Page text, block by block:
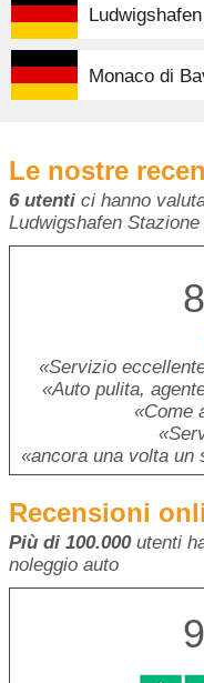
Monaco di
Le nostre
6 utenti ci hanno
Ludwigshafen
Servizio
Auto pulita,
Come
ancora una volta un
Recensioni
Più di 100.000utenti
noleggio auto